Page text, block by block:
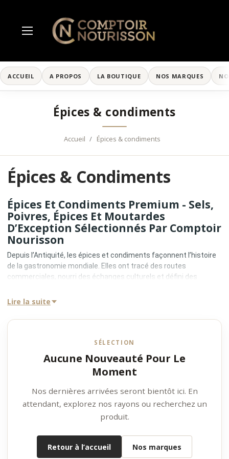
ACCUEIL A PROPOS LA BOUTIQUE NOS MARQUES
Épices & condiments
Accueil Épices & condiments
Épices & Condiments
Épices Et Condiments Premium - Sels,
Poivres, Épices Et Moutardes
D’Exception Sélectionnés Par Comptoir
Nourisson
Depuis l’Antiquité, les épices et condiments façonnent l’histoire
de la gastronomie mondiale. Elles ont tracé des routes
commerciales, nourri des échanges culturels et défini des
condiments ne sont pas de simples assaisonnements : ils sont
et signer un plat.
sont sélectionnés comme de véritables
Qu’est-Ce Qu’une Épice Ou Un
Condiment Premium ?
Une épice ou un condiment premium repose sur des critères
exigeants et vérifiables :
Récoltes maîtrisées et séchage soigné
Lire la suite
SÉLECTION
Aucune Nouveauté Pour Le
Moment
Nos dernières arrivées seront bientôt ici. En
attendant, explorez nos rayons ou recherchez un
produit.
Retour à l’accueil Nos marques